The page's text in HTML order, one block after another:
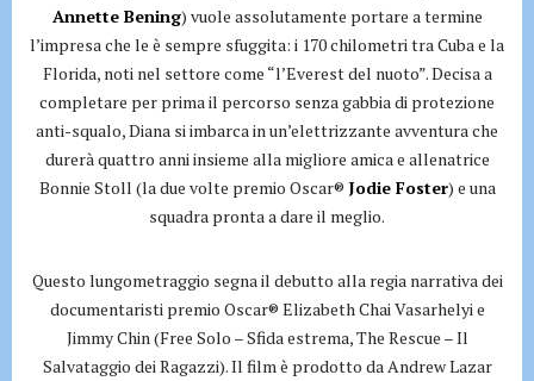
Annette Bening) vuole assolutamente portare a termine
l’impresa che le è sempre sfuggita: i 170 chilometri tra Cuba e la
Florida, noti nel settore come “l’Everest del nuoto”. Decisa a
completare per prima il percorso senza gabbia di protezione
anti-squalo, Diana si imbarca in un’elettrizzante avventura che
durerà quattro anni insieme alla migliore amica e allenatrice
Bonnie Stoll (la due volte premio Oscar® Jodie Foster) e una
squadra pronta a dare il meglio.
Questo lungometraggio segna il debutto alla regia narrativa dei
documentaristi premio Oscar® Elizabeth Chai Vasarhelyi e
Jimmy Chin (Free Solo – Sfida estrema, The Rescue – Il
Salvataggio dei Ragazzi). Il film è prodotto da Andrew Lazar